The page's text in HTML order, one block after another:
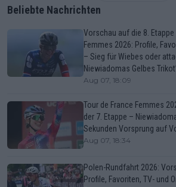
Beliebte Nachrichten
Vorschau auf die 8. Etappe
Femmes 2026: Profile,
– Sieg für Wiebes oder
Niewiadomas Gelbes
Aug 07, 18:09
Tour de France Femmes
der 7. Etappe –
Sekunden Vorsprung auf
Aug 07, 18:34
Polen-Rundfahrt 2026:
Profile, Favoriten, TV- und